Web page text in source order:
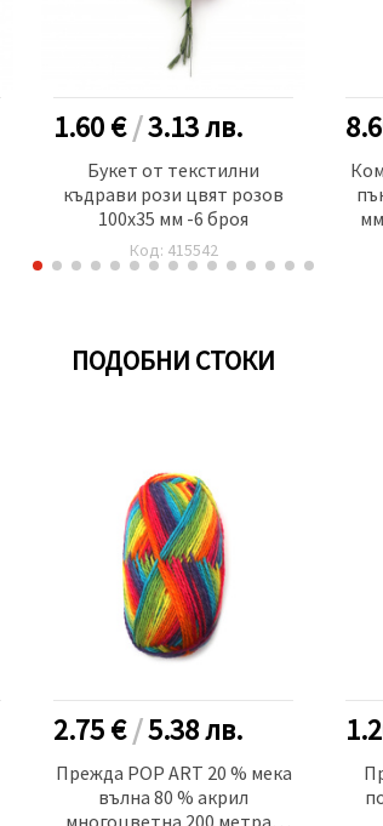
1.60 €/3.13лв.
Букет от текстилни
къдрави рози цвят розов
100x35 мм -6 броя
Код: 415542
ПОДОБНИ СТОКИ
2.75 €/5.38лв.
Прежда POP ART 20 % мека
вълна 80 % акрил
многоцветна 200 метра -